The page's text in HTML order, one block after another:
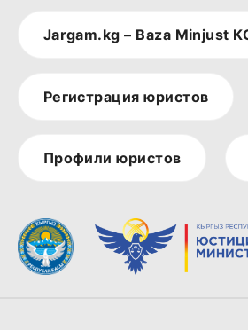
Jargam.kg – Baza Minjust
Регистрация юристов
Профили юристов